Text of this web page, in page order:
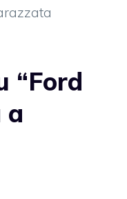
“Ford
a